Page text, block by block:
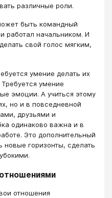
различные роли.
быть командный
работал начальником. И
свой голос мягким,
умение делать их
умение
эмоции. А учиться этому
но и в повседневной
друзьями и
одинаково важна и в
Это дополнительный
новые горизонты, сделать
отношения